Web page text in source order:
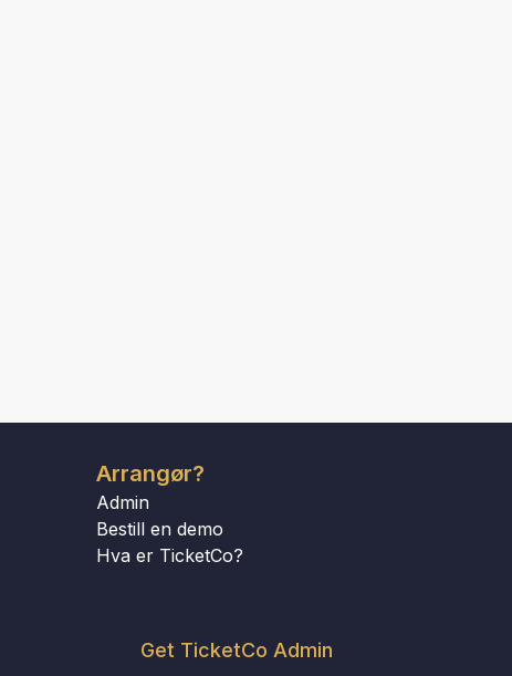
Arrangør?
Admin
Bestill en demo
Hva er TicketCo?
Get TicketCo Admin